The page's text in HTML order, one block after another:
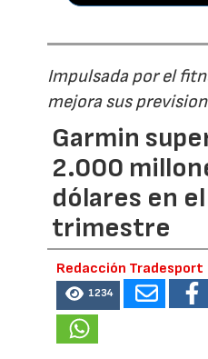
Impulsada por el
mejora sus
Garmin
2.000
dólares en
trimestre
Redacción Tradesport
1234